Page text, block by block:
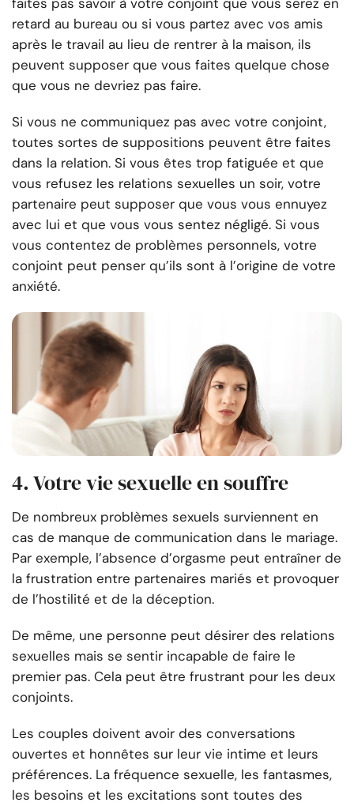
faites pas savoir à votre conjoint que vous serez en
retard au bureau ou si vous partez avec vos amis
après le travail au lieu de rentrer à la maison, ils
peuvent supposer que vous faites quelque chose
que vous ne devriez pas faire.
Si vous ne communiquez pas avec votre conjoint,
toutes sortes de suppositions peuvent être faites
dans la relation. Si vous êtes trop fatiguée et que
vous refusez les relations sexuelles un soir, votre
partenaire peut supposer que vous vous ennuyez
avec lui et que vous vous sentez négligé. Si vous
vous contentez de problèmes personnels, votre
conjoint peut penser qu’ils sont à l’origine de votre
anxiété.
4. Votre vie sexuelle en souffre
De nombreux problèmes sexuels surviennent en
cas de manque de communication dans le mariage.
Par exemple, l’absence d’orgasme peut entraîner de
la frustration entre partenaires mariés et provoquer
de l’hostilité et de la déception.
De même, une personne peut désirer des relations
sexuelles mais se sentir incapable de faire le
premier pas. Cela peut être frustrant pour les deux
conjoints.
Les couples doivent avoir des conversations
ouvertes et honnêtes sur leur vie intime et leurs
préférences. La fréquence sexuelle, les fantasmes,
les besoins et les excitations sont toutes des